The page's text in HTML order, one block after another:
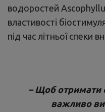
водоростей
властивості
під час літньої спеки
– Щоб отримати
важливо